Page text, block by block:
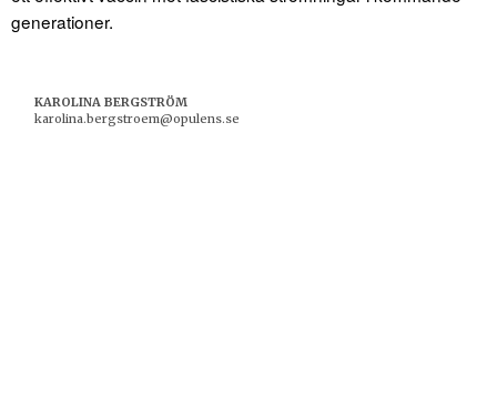
generationer.
KAROLINA BERGSTRÖM
karolina.bergstroem@opulens.se